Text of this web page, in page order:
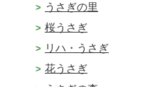
うさぎの里
桜うさぎ
リハ・うさぎ
花うさぎ